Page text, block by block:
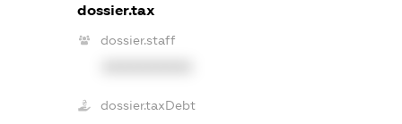
dossier.tax
dossier.staff
dossier.taxDebt